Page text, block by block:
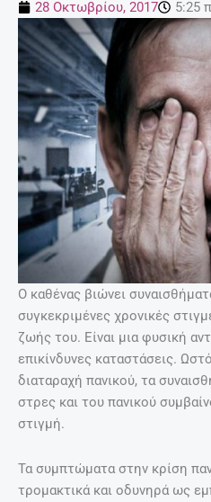
28 Οκτωβρίου, 2017 5:25
Ο καθένας βιώνει
συγκεκριμένες χρονικές
ζωής του. Είναι μια φυσική
επικίνδυνες καταστάσεις.
διαταραχή πανικού, τα
στρες και του πανικού
στιγμή.
Τα συμπτώματα στην κρίση
τρομακτικά και οδυνηρά ως